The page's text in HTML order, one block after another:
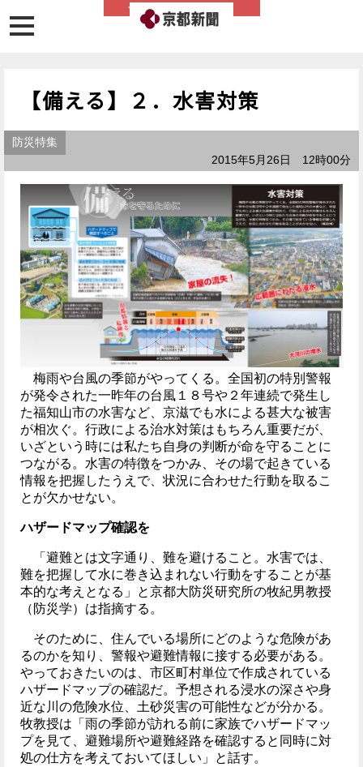
ライフライン情報
【備える】２．水害対策
防災特集
2015年5月26日 12時00分
梅雨や台風の季節がやってくる。全国初の特別警報
が発令された一昨年の台風１８号や２年連続で発生し
た福知山市の水害など、京滋でも水による甚大な被害
が相次ぐ。行政による治水対策はもちろん重要だが、
いざという時には私たち自身の判断が命を守ることに
つながる。水害の特徴をつかみ、その場で起きている
情報を把握したうえで、状況に合わせた行動を取るこ
とが欠かせない。
ハザードマップ確認を
「避難とは文字通り、難を避けること。水害では、
難を把握して水に巻き込まれない行動をすることが基
本的な考えとなる」と京都大防災研究所の牧紀男教授
（防災学）は指摘する。
そのために、住んでいる場所にどのような危険があ
るのかを知り、警報や避難情報に接する必要がある。
やっておきたいのは、市区町村単位で作成されている
ハザードマップの確認だ。予想される浸水の深さや身
近な川の危険水位、土砂災害の可能性などが分かる。
牧教授は「雨の季節が訪れる前に家族でハザードマッ
プを見て、避難場所や避難経路を確認すると同時に対
処の仕方を考えておいてほしい」と話す。